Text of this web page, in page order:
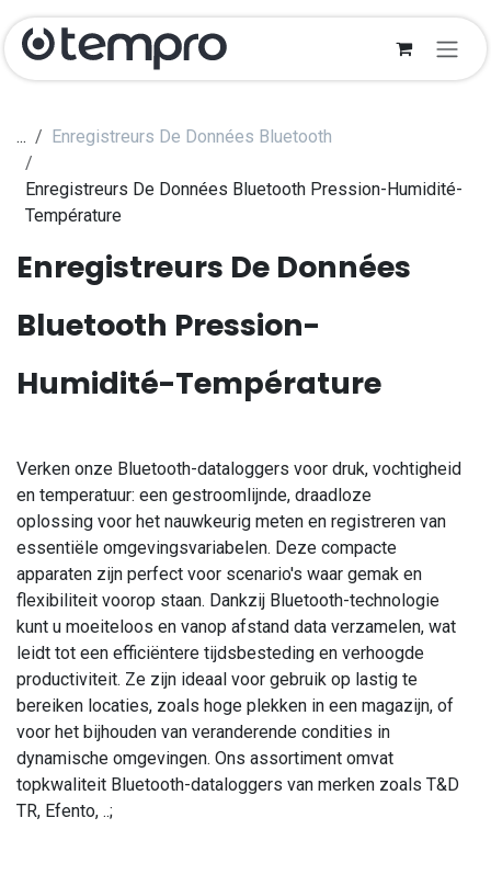
Se rendre au contenu
... Enregistreurs De Données Bluetooth
Enregistreurs De Données Bluetooth Pression-Humidité-
Température
Enregistreurs De Données
Bluetooth Pression-
Humidité-Température
​Verken onze Bluetooth-dataloggers voor druk, vochtigheid
en temperatuur: een gestroomlijnde, draadloze
oplossing voor het nauwkeurig meten en registreren van
essentiële omgevingsvariabelen. Deze compacte
apparaten zijn perfect voor scenario's waar gemak en
flexibiliteit voorop staan. Dankzij Bluetooth-technologie
kunt u moeiteloos en vanop afstand data verzamelen, wat
leidt tot een efficiëntere tijdsbesteding en verhoogde
productiviteit. Ze zijn ideaal voor gebruik op lastig te
bereiken locaties, zoals hoge plekken in een magazijn, of
voor het bijhouden van veranderende condities in
dynamische omgevingen. Ons assortiment omvat
topkwaliteit Bluetooth-dataloggers van merken zoals T&D
TR, Efento, ..;